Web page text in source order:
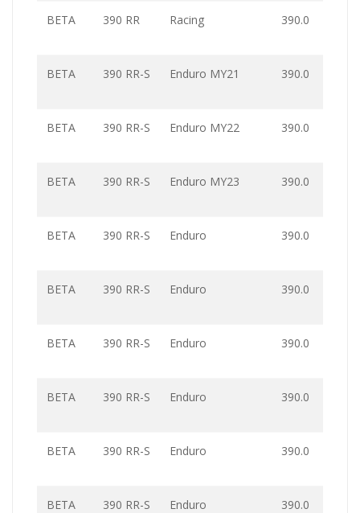
BETA 390 RR Racing 390.0
BETA 390 RR-S Enduro MY21 390.0
BETA 390 RR-S Enduro MY22 390.0
BETA 390 RR-S Enduro MY23 390.0
BETA 390 RR-S Enduro 390.0
BETA 390 RR-S Enduro 390.0
BETA 390 RR-S Enduro 390.0
BETA 390 RR-S Enduro 390.0
BETA 390 RR-S Enduro 390.0
BETA 390 RR-S Enduro 390.0